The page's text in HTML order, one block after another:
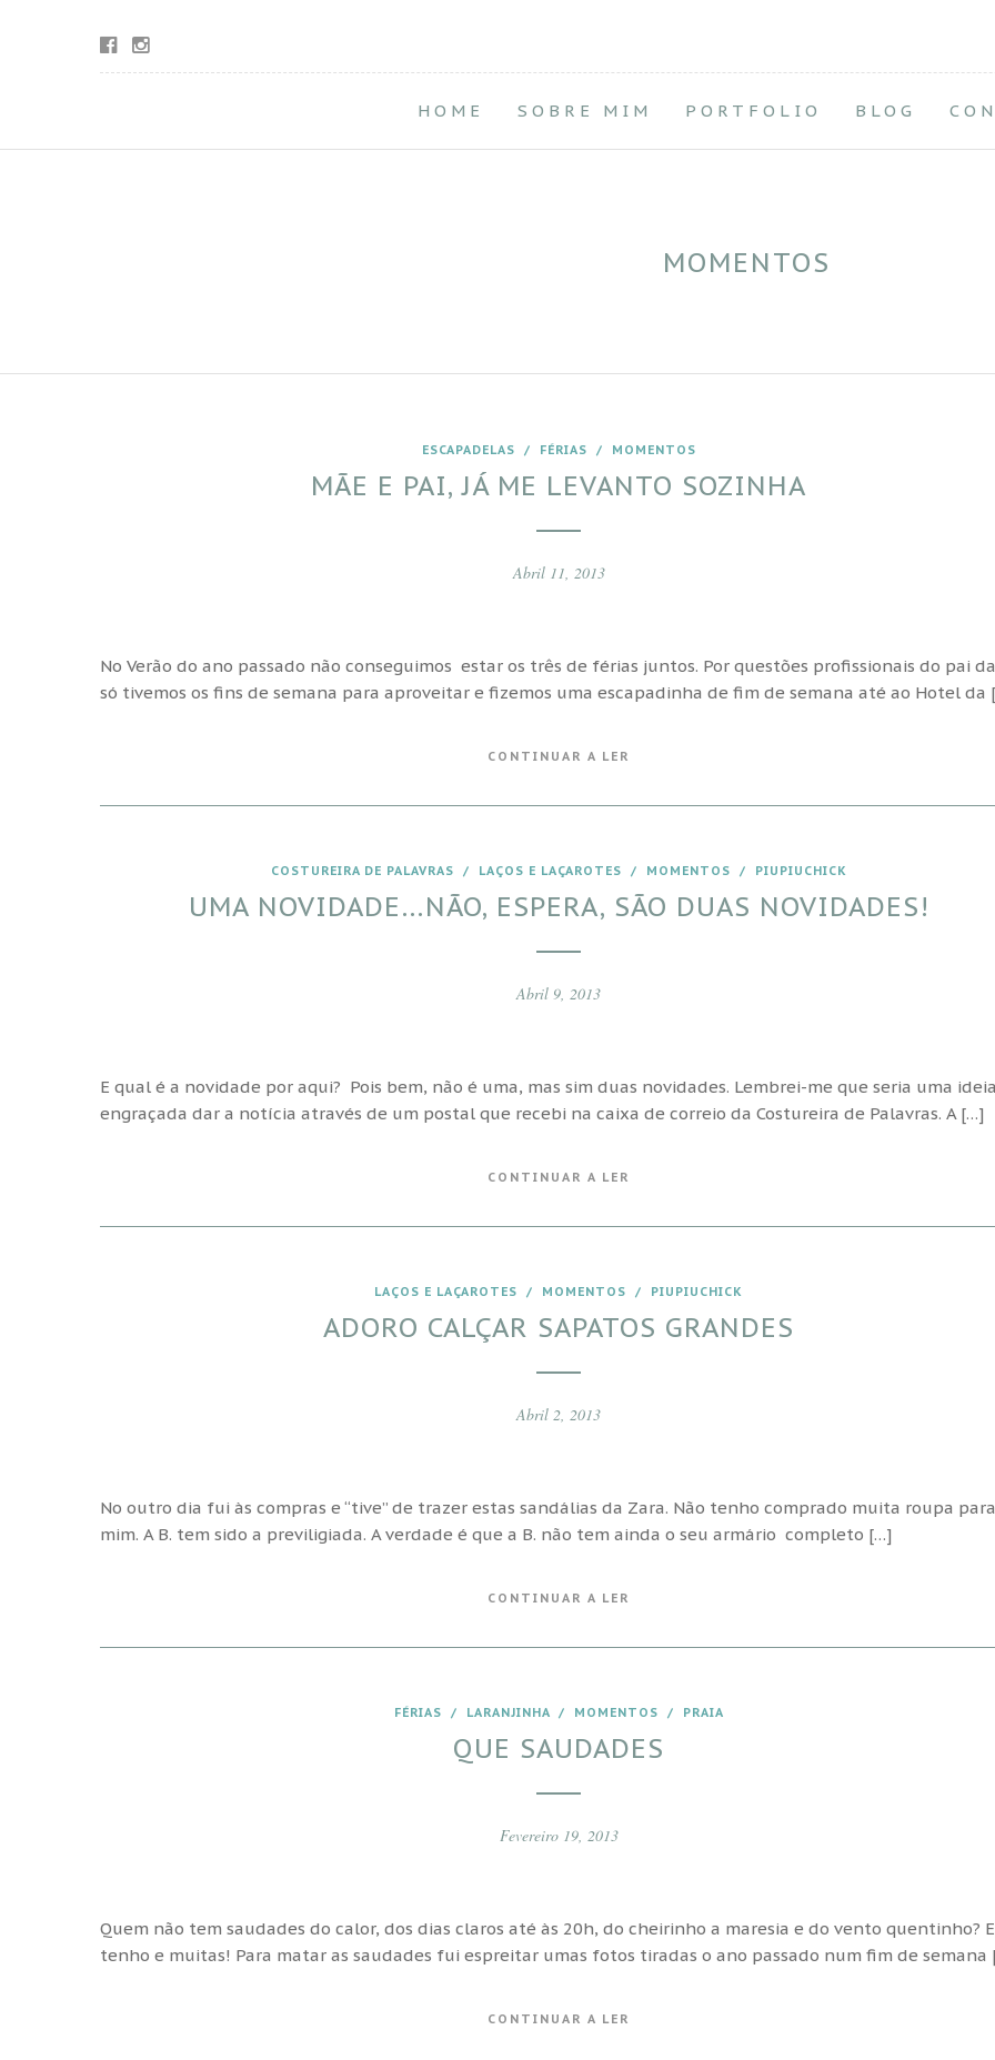
HOME SOBRE MIM PORTFOLIO BLOG
MOMENTOS
ESCAPADELAS / FÉRIAS / MOMENTOS
MÃE E PAI, JÁ ME LEVANTO SOZINHA
Abril 11, 2013
No Verão do ano passado não conseguimos estar os três de férias juntos. Por questões profissionais do pai
só tivemos os fins de semana para aproveitar e fizemos uma escapadinha de fim de semana até ao Hotel da
CONTINUAR A LER
COSTUREIRA DE PALAVRAS / LAÇOS E LAÇAROTES / MOMENTOS / PIUPIUCHICK
UMA NOVIDADE…NÃO, ESPERA, SÃO DUAS NOVIDADES!
Abril 9, 2013
E qual é a novidade por aqui? Pois bem, não é uma, mas sim duas novidades. Lembrei-me que seria uma
engraçada dar a notícia através de um postal que recebi na caixa de correio da Costureira de Palavras. A […]
CONTINUAR A LER
LAÇOS E LAÇAROTES / MOMENTOS / PIUPIUCHICK
ADORO CALÇAR SAPATOS GRANDES
Abril 2, 2013
No outro dia fui às compras e “tive” de trazer estas sandálias da Zara. Não tenho comprado muita roupa para
mim. A B. tem sido a previligiada. A verdade é que a B. não tem ainda o seu armário completo […]
CONTINUAR A LER
FÉRIAS / LARANJINHA/ MOMENTOS / PRAIA
QUE SAUDADES
Fevereiro 19, 2013
Quem não tem saudades do calor, dos dias claros até às 20h, do cheirinho a maresia e do vento quentinho?
tenho e muitas! Para matar as saudades fui espreitar umas fotos tiradas o ano passado num fim de semana
CONTINUAR A LER